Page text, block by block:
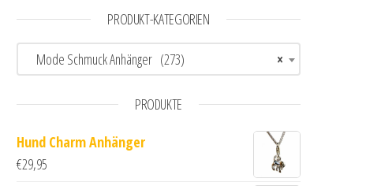
PRODUKT-KATEGORIEN
×
Mode Schmuck Anhänger (273)
PRODUKTE
Hund Charm Anhänger
€29,95